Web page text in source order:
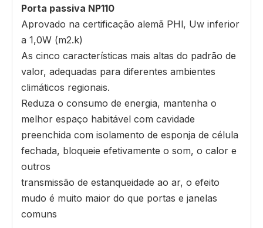
Porta passiva NP110
Aprovado na certificação alemã PHl, Uw inferior
a 1,0W (m2.k)
As cinco características mais altas do padrão de
valor, adequadas para diferentes ambientes
climáticos regionais.
Reduza o consumo de energia, mantenha o
melhor espaço habitável com cavidade
preenchida com isolamento de esponja de célula
fechada, bloqueie efetivamente o som, o calor e
outros
transmissão de estanqueidade ao ar, o efeito
mudo é muito maior do que portas e janelas
comuns